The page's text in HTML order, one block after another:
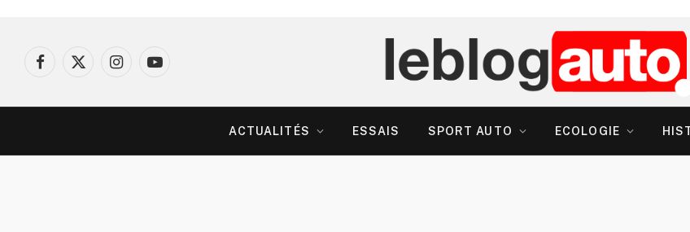
Facebook
X
InstagramYouTube
ACTUALITÉS ESSAIS SPORT AUTO ECOLOGIE